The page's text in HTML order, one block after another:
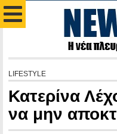
LIFESTYLE
Κατερίνα
να μην